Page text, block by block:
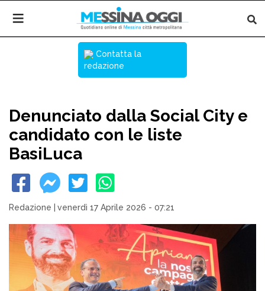
Contatta la
redazione
Denunciato dalla Social City e
candidato con le liste
BasiLuca
Redazione venerdì 17 Aprile 2026 - 07:21